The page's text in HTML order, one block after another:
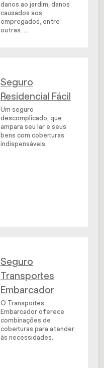
danos ao jardim, danos
causados aos
empregados, entre
outras. ...
Seguro
Residencial Fácil
Um seguro
descomplicado, que
ampara seu lar e seus
bens com coberturas
indispensáveis.
Seguro
Transportes
Embarcador
O Transportes
Embarcador oferece
combinações de
coberturas para atender
às necessidades.